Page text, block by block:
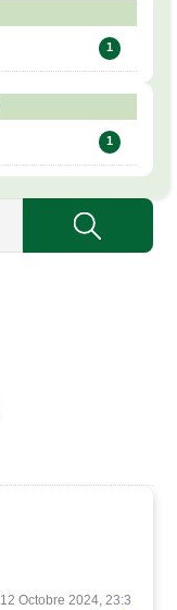
1
1
12 Octobre 2024, 23:3